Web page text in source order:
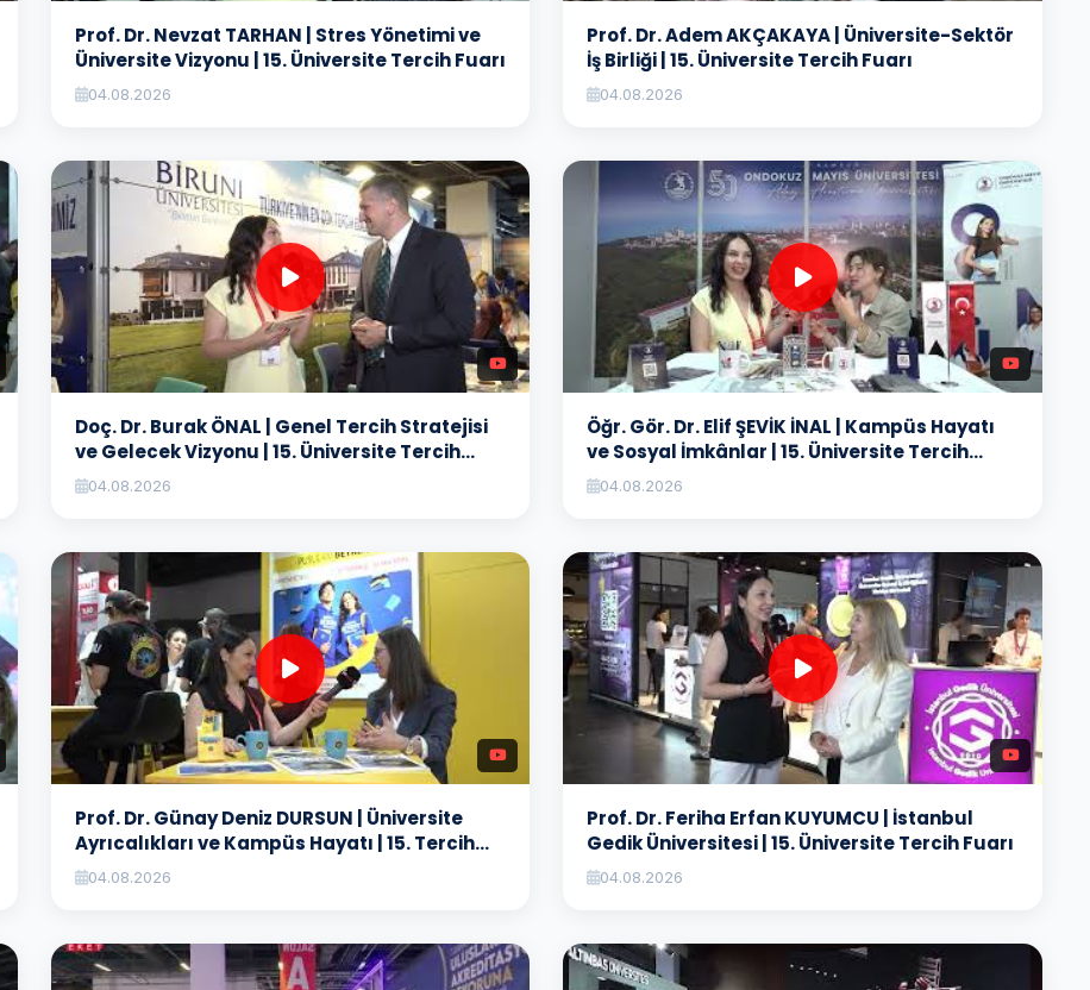
Prof. Dr. Nevzat TARHAN | Stres Yönetimi ve
Üniversite Vizyonu | 15. Üniversite Tercih Fuarı
04.08.2026
Prof. Dr. Adem AKÇAKAYA | Üniversite-Sektör
İş Birliği | 15. Üniversite Tercih Fuarı
04.08.2026
Doç. Dr. Burak ÖNAL | Genel Tercih Stratejisi
ve Gelecek Vizyonu | 15. Üniversite Tercih
Fuarı
04.08.2026
Öğr. Gör. Dr. Elif ŞEVİK İNAL | Kampüs Hayatı
ve Sosyal İmkânlar | 15. Üniversite Tercih
Fuarı
04.08.2026
Prof. Dr. Günay Deniz DURSUN | Üniversite
Ayrıcalıkları ve Kampüs Hayatı | 15. Tercih
Fuarı
04.08.2026
Prof. Dr. Feriha Erfan KUYUMCU | İstanbul
Gedik Üniversitesi | 15. Üniversite Tercih Fuarı
04.08.2026